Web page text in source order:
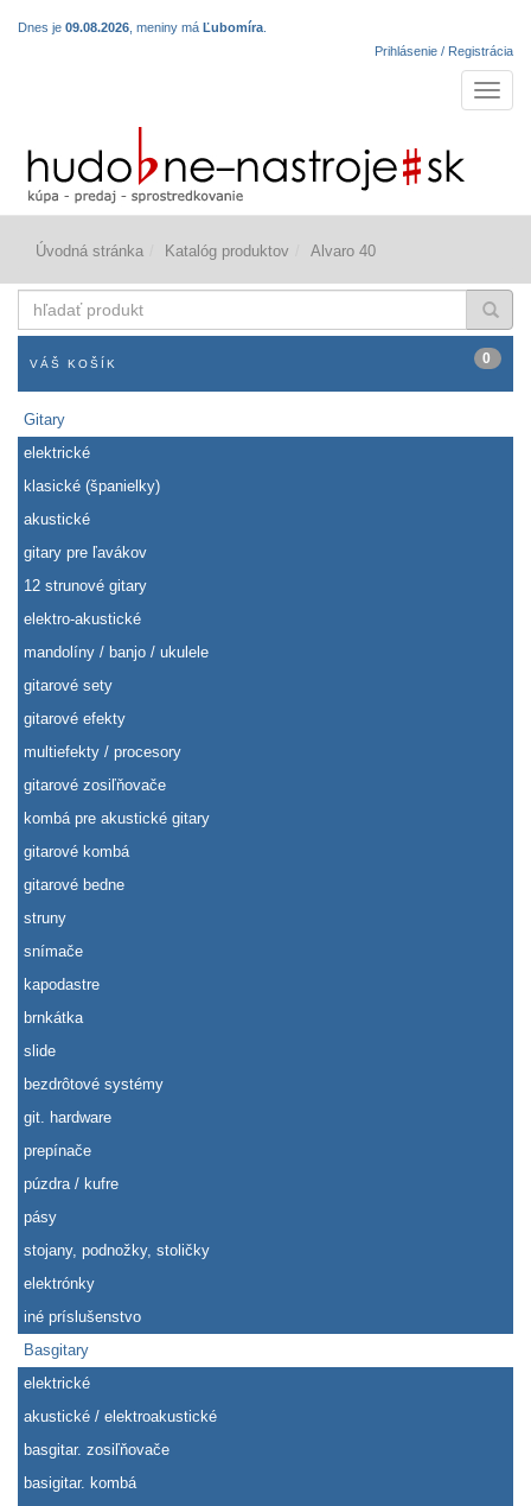
Dnes je 09.08.2026 , meniny má Ľubomíra
Prihlásenie / Registrácia
Úvodná stránka Katalóg produktov Alvaro 40
produkt
VÁŠ KOŠÍK 0
Gitary
elektrické
klasické (španielky)
akustické
gitary pre ľavákov
12 strunové gitary
elektro-akustické
mandolíny / banjo / ukulele
gitarové sety
gitarové efekty
multiefekty / procesory
gitarové zosiľňovače
kombá pre akustické gitary
gitarové kombá
gitarové bedne
struny
snímače
kapodastre
brnkátka
slide
bezdrôtové systémy
git. hardware
prepínače
púzdra / kufre
pásy
stojany, podnožky, stoličky
elektrónky
iné príslušenstvo
Basgitary
elektrické
akustické / elektroakustické
basgitar. zosiľňovače
basigitar. kombá